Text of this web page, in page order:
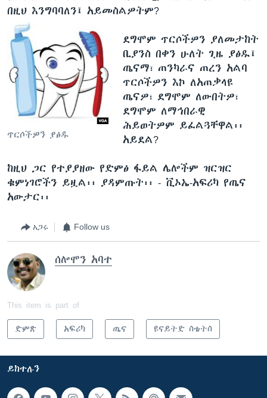
በዚህ እንግባባለን፤ አይመስልዎትም?
ጥርሶችዎን ያፅዱ
ደግሞም ጥርሶችዎን ያለመታከት
ቢያንስ በቀን ሁለት ጊዜ ያፅዱ፤
ጤናማ፣ ጠንካራና ጠረን አልባ
ጥርሶችዎን እኮ ለአጠቃላዩ
ጤናዎ፣ ደግሞም ለውበትዎ፣
ደግሞም ለማኅበራዊ
ሕይወትዎም ይፈልጓቸዋል፡፡
አይደል?
ከዚህ ጋር የተያያዘው የድምፅ ፋይል ሌሎችም ዝርዝር
ቁምነገሮችን ይዟል፡፡ ያዳምጡት፡፡ - ቪኦኤ-አፍሪካ የጤና
አውታር፡፡
አጋሩ Follow us
ሰሎሞን አባተ
This item is part of
ድምጽ አፍሪካ ጤና ዩናይትድ ስቴትስ
ይከተሉን